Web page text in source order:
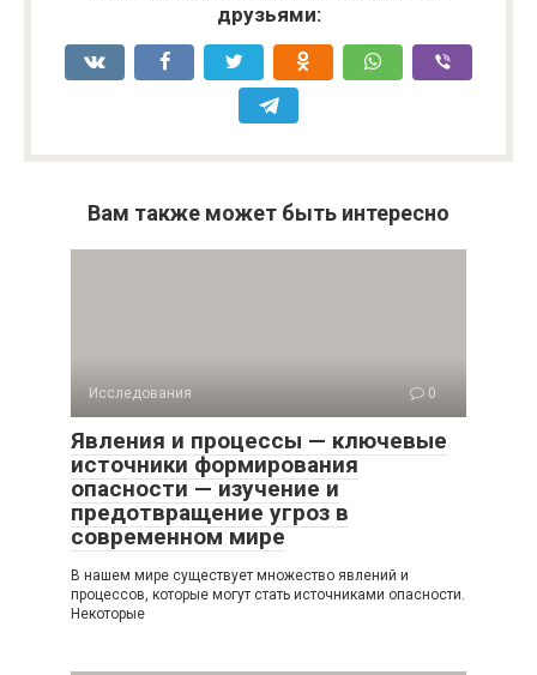
друзьями:
Вам также может быть интересно
Исследования 0
Явления и процессы — ключевые
источники формирования
опасности — изучение и
предотвращение угроз в
современном мире
В нашем мире существует множество явлений и
процессов, которые могут стать источниками опасности.
Некоторые